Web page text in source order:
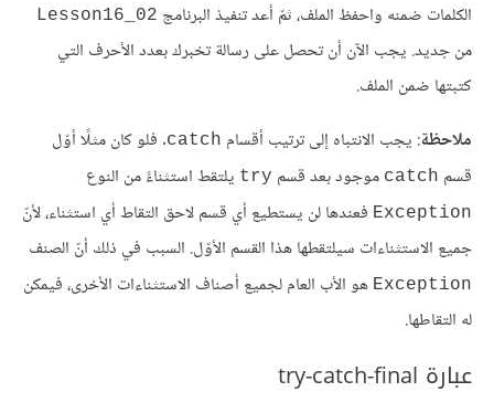
الكلمات ضمنه واحفظ الملف، ثمّ أعد تنفيذ البرنامج Lesson16_02
من جديد. يجب الآن أن تحصل على رسالة تخبرك بعدد الأحرف التي
كتبتها ضمن الملف.
ملاحظة: يجب الانتباه إلى ترتيب أقسام catch. فلو كان مثلًا أوّل
قسم catch موجود بعد قسم try يلتقط استثناءً من النوع
Exception فعندها لن يستطيع أي قسم لاحق التقاط أي استثناء، لأنّ
جميع الاستثناءات سيلتقطها هذا القسم الأوّل. السبب في ذلك أنّ الصنف
Exception هو الأب العام لجميع أصناف الاستثناءات الأخرى، فيمكن
له التقاطها.
عبارة try-catch-final